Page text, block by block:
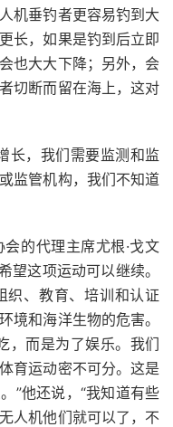
机垂钓者更容易钓到大
长，如果是钓到后立即
也大大下降；另外，会
切断而留在海上，这对
长，我们需要监测和监
监管机构，我们不知道
的代理主席尤根·戈文
这项运动可以继续。
织、教育、培训和认证
境和海洋生物的危害。
，而是为了娱乐。我们
育运动密不可分。这是
”他还说，“我知道有些
人机他们就可以了，不